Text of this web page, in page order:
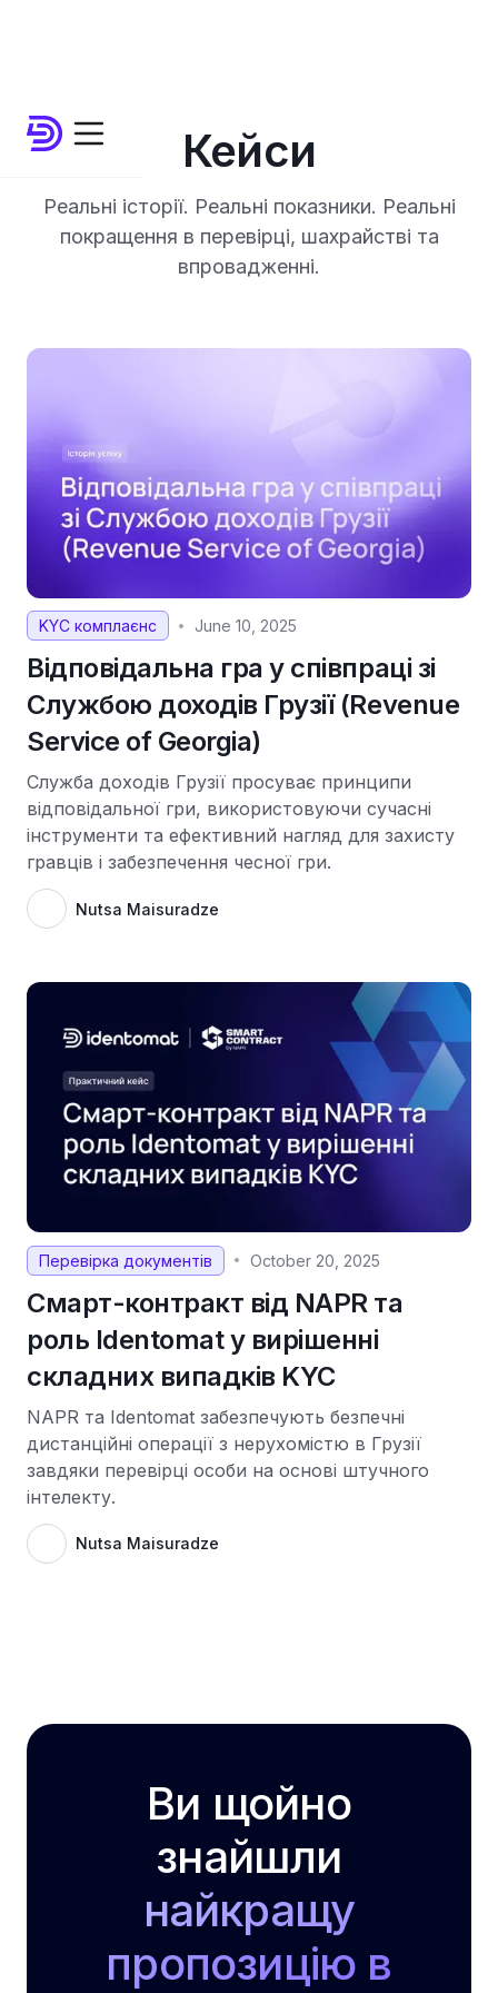
Кейси
Реальні історії. Реальні показники. Реальні
покращення в перевірці, шахрайстві та
впровадженні.
KYC комплаєнс • June 10, 2025
Відповідальна гра у співпраці зі
Службою доходів Грузії (Revenue
Service of Georgia)
Служба доходів Грузії просуває принципи
відповідальної гри, використовуючи сучасні
інструменти та ефективний нагляд для захисту
гравців і забезпечення чесної гри.
Nutsa Maisuradze
Перевірка документів • October 20, 2025
Смарт-контракт від NAPR та
роль Identomat у вирішенні
складних випадків KYC
NAPR та Identomat забезпечують безпечні
дистанційні операції з нерухомістю в Грузії
завдяки перевірці особи на основі штучного
інтелекту.
Nutsa Maisuradze
Ви щойно
знайшли
найкращу
пропозицію в